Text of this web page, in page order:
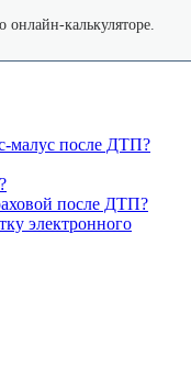
калькуляторе.
малус после ДТП?
после ДТП?
электронного